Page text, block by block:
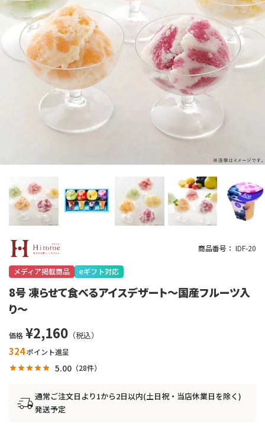
商品番号 IDF-20
メディア掲載商品 eギフト対応
8号 凍らせて食べるアイスデザート～国産フルーツ入
り～
価格 ¥2,160
324ポイント進呈
5.00 28
通常ご注文日より1から2日以内(土日祝・当店休業日を除く)
発送予定